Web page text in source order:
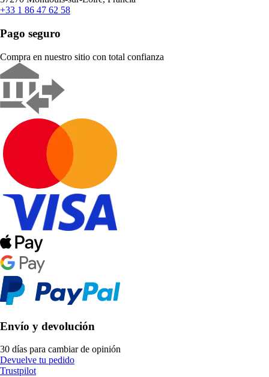
+33 1 86 47 62 58
Pago seguro
Compra en nuestro sitio con total confianza
Envío y devolución
30 días para cambiar de opinión
Devuelve tu pedido
Trustpilot